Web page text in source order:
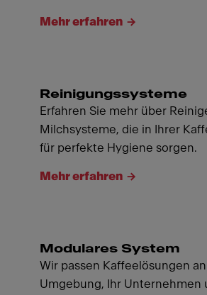
Mehr erfahren
Reinigungssysteme
Erfahren Sie mehr über
Milchsysteme, die in Ihrer
für perfekte Hygiene sorgen.
Mehr erfahren
Modulares System
Wir passen Kaffeelösungen
Umgebung, Ihr Unternehmen